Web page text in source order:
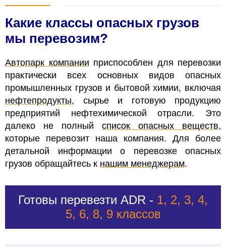
Какие классы опасных грузов
мы перевозим?
Автопарк компании приспособлен для перевозки
практически всех основных видов опасных
промышленных грузов и бытовой химии, включая
нефтепродукты, сырье и готовую продукцию
предприятий нефтехимической отрасли. Это
далеко не полный список опасных веществ,
которые перевозит наша компания. Для более
детальной информации о перевозке опасных
грузов обращайтесь к нашим менеджерам.
Готовы перевезти ADR - 1, 2, 3, 4,
5, 6, 8, 9 классов